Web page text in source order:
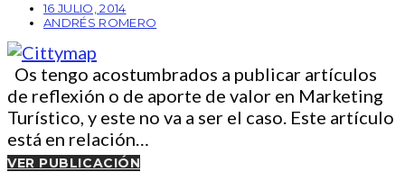
16 JULIO, 2014
ANDRÉS ROMERO
Os tengo acostumbrados a publicar artículos
de reflexión o de aporte de valor en Marketing
Turístico, y este no va a ser el caso. Este artículo
está en relación…
VER PUBLICACIÓN